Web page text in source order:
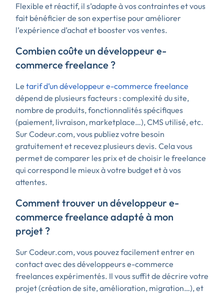
Flexible et réactif, il s’adapte à vos contraintes et vous
fait bénéficier de son expertise pour améliorer
l’expérience d’achat et booster vos ventes.
Combien coûte un développeur e-
commerce freelance ?
Le tarif d’un développeur e-commerce freelance
dépend de plusieurs facteurs : complexité du site,
nombre de produits, fonctionnalités spécifiques
(paiement, livraison, marketplace…), CMS utilisé, etc.
Sur Codeur.com, vous publiez votre besoin
gratuitement et recevez plusieurs devis. Cela vous
permet de comparer les prix et de choisir le freelance
qui correspond le mieux à votre budget et à vos
attentes.
Comment trouver un développeur e-
commerce freelance adapté à mon
projet ?
Sur Codeur.com, vous pouvez facilement entrer en
contact avec des développeurs e-commerce
freelances expérimentés. Il vous suffit de décrire votre
projet (création de site, amélioration, migration…), et